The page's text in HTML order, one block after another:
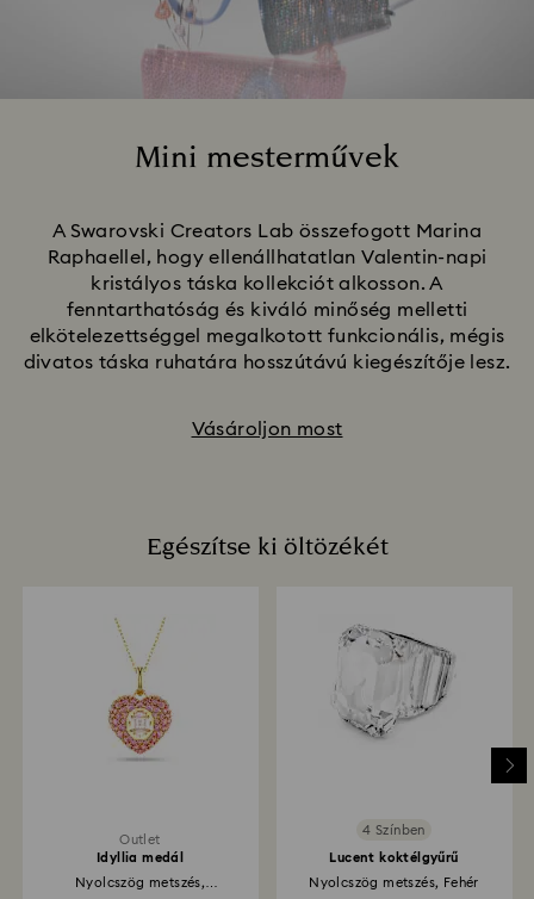
Mini mesterművek
A Swarovski Creators Lab összefogott Marina
Raphaellel, hogy ellenállhatatlan Valentin-napi
kristályos táska kollekciót alkosson. A
fenntarthatóság és kiváló minőség melletti
elkötelezettséggel megalkotott funkcionális, mégis
divatos táska ruhatára hosszútávú kiegészítője lesz.
Vásároljon most
Egészítse ki öltözékét
Outlet
Idyllia medál
Nyolcszög metszés,
4 Színben
Lucent koktélgyűrű
Nyolcszög metszés, Fehér